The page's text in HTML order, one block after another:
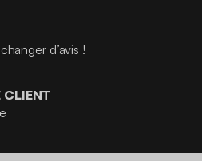
d’avis !
CLIENT